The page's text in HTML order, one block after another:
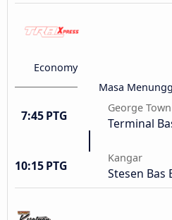
Economy
Masa
7:45 PTG
George Town
Terminal
10:15 PTG
Kangar
Stesen Bas